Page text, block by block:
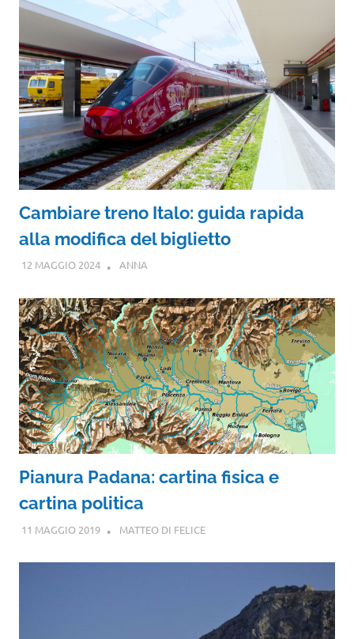
Cambiare treno Italo: guida rapida
alla modifica del biglietto
12 MAGGIO 2024 ANNA
Pianura Padana: cartina fisica e
cartina politica
11 MAGGIO 2019 MATTEO DI FELICE